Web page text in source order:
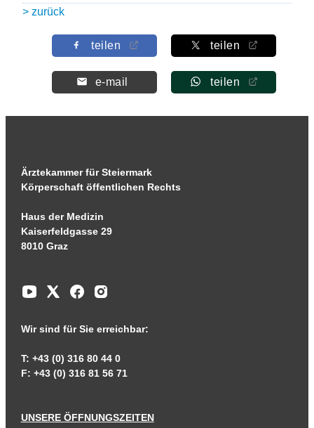
> zurück
teilen teilen
e-mail teilen
Ärztekammer für Steiermark
Körperschaft öffentlichen Rechts
Haus der Medizin
Kaiserfeldgasse 29
8010 Graz
Wir sind für Sie erreichbar:
T: +43 (0) 316 80 44 0
F: +43 (0) 316 81 56 71
UNSERE ÖFFNUNGSZEITEN